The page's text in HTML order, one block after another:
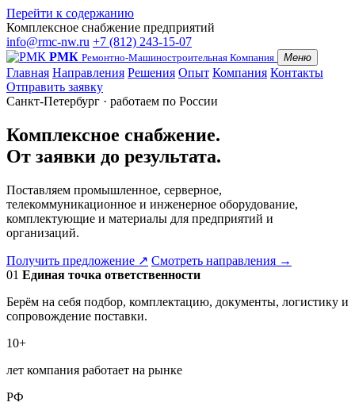
Перейти к содержанию
Комплексное снабжение предприятий
info@rmc-nw.ru +7 (812) 243-15-07
РМК Ремонтно-Машиностроительная Компания Меню
Главная Направления Решения Опыт Компания Контакты
Отправить заявку
Санкт-Петербург · работаем по России
Комплексное снабжение.
От заявки до результата.
Поставляем промышленное, серверное,
телекоммуникационное и инженерное оборудование,
комплектующие и материалы для предприятий и
организаций.
Получить предложение ↗ Смотреть направления →
01 Единая точка ответственности
Берём на себя подбор, комплектацию, документы, логистику и
сопровождение поставки.
10+
лет компания работает на рынке
РФ